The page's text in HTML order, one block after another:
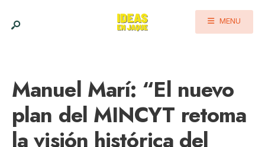
MENU
Manuel Marí: “El nuevo
plan del MINCYT retoma
la visión histórica del